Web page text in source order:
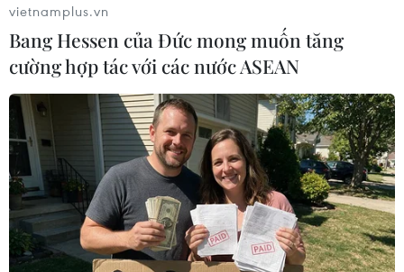
#Nguồn cung #Lạm phát
#Phục hồi kinh tế
#Dịch COVID-19
#Fed Mỹ
Theo dõi VietnamPlus
vietnamplus.vn
Bang Hessen của Đức mong muốn tăng
cường hợp tác với các nước ASEAN